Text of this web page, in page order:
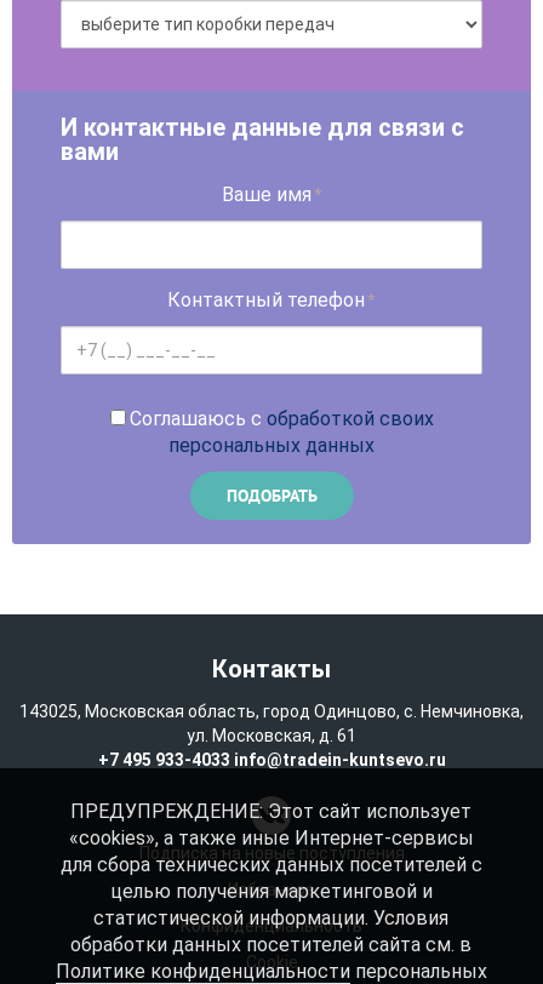
И контактные данные для связи с
вами
Ваше имя *
Контактный телефон *
Соглашаюсь с обработкой своих
персональных данных
Контакты
143025, Московская область, город Одинцово, с. Немчиновка,
ул. Московская, д. 61
+7 495 933-4033 info@tradein-kuntsevo.ru
Подписка на новые поступления
Избранное
Конфиденциальность
Cookie
ПРЕДУПРЕЖДЕНИЕ: Этот сайт использует
«cookies», а также иные Интернет-сервисы
для сбора технических данных посетителей с
целью получения маркетинговой и
статистической информации. Условия
обработки данных посетителей сайта см. в
Политике конфиденциальностиперсональных